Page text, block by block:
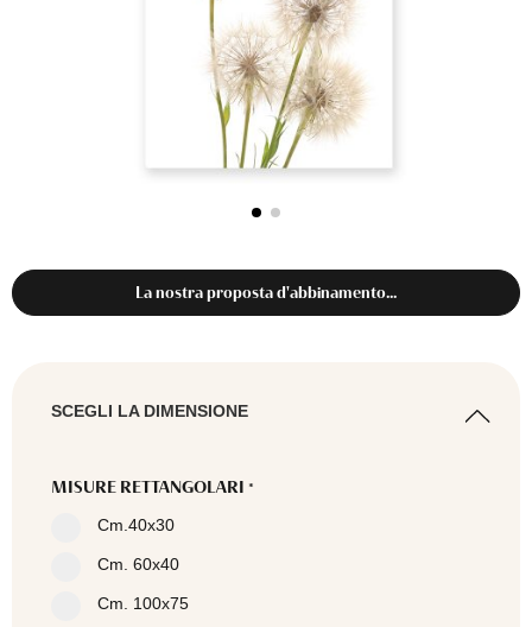
La nostra proposta d'abbinamento...
SCEGLI LA DIMENSIONE
MISURE RETTANGOLARI *
Cm.40x30
Cm. 60x40
Cm. 100x75